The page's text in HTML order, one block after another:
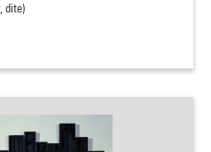
dite)